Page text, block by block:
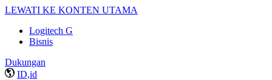
LEWATI KE KONTEN UTAMA
Logitech G
Bisnis
Dukungan
ID,id